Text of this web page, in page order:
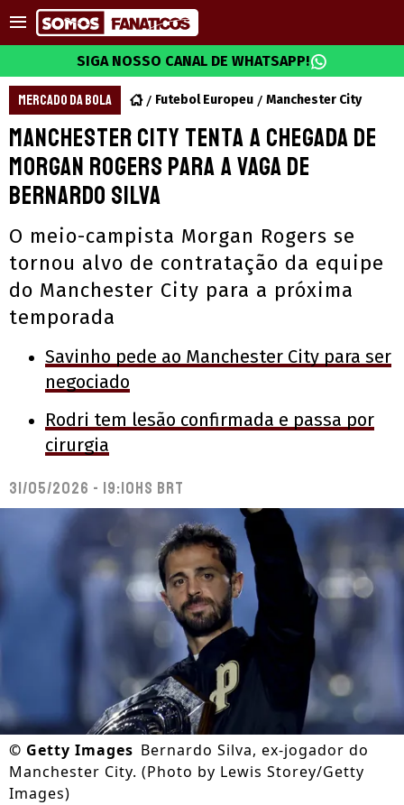
SIGA NOSSO CANAL DE WHATSAPP!
MERCADO DA BOLA Futebol Europeu Manchester City
Manchester City tenta a chegada de
Morgan Rogers para a vaga de
Bernardo Silva
O meio-campista Morgan Rogers se
tornou alvo de contratação da equipe
do Manchester City para a próxima
temporada
Savinho pede ao Manchester City para ser
negociado
Rodri tem lesão confirmada e passa por
cirurgia
31/05/2026 - 19:10hs BRT
© Getty Images Bernardo Silva, ex-jogador do
Manchester City. (Photo by Lewis Storey/Getty
Images)